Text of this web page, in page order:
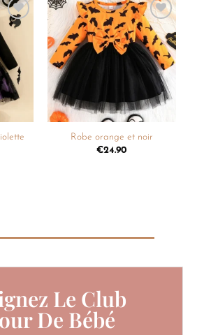
Ajouter
liste de
souhaits
Ajouter
à la
liste de
souhaits
Robe orange et noir
€24.90
Le Club
De Bébé